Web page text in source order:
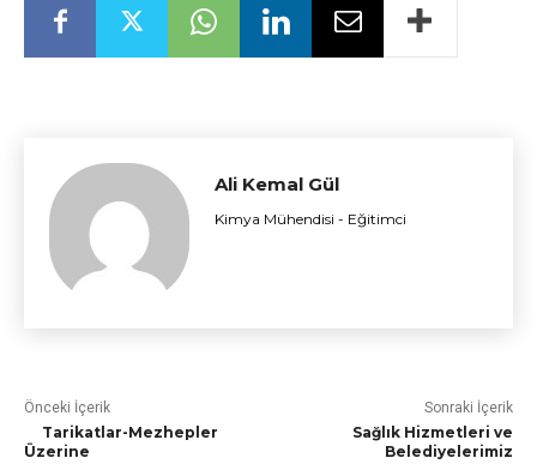
Ali Kemal Gül
Kimya Mühendisi - Eğitimci
Önceki İçerik
Tarikatlar-Mezhepler
Üzerine
Sonraki İçerik
Sağlık Hizmetleri ve
Belediyelerimiz